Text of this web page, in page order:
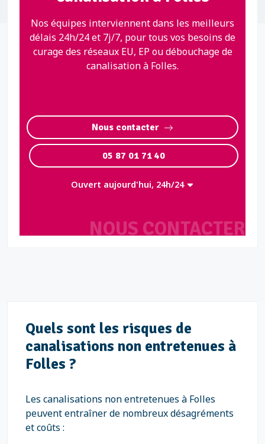
NOUS CONTACTER
Nos équipes interviennent dans les meilleurs
délais 24h/24 et 7j/7, pour tous vos besoins de
curage des réseaux EU, EP ou débouchage de
canalisation à Folles.
Nous contacter
05 87 01 71 40
Ouvert aujourd'hui, 24h/24
Quels sont les risques de
canalisations non entretenues à
Folles ?
Les canalisations non entretenues à Folles
peuvent entraîner de nombreux désagréments
et coûts :